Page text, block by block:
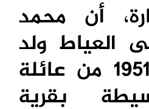
أن محمد
العياط ولد
في غشت 1951 من عائلة
بقرية